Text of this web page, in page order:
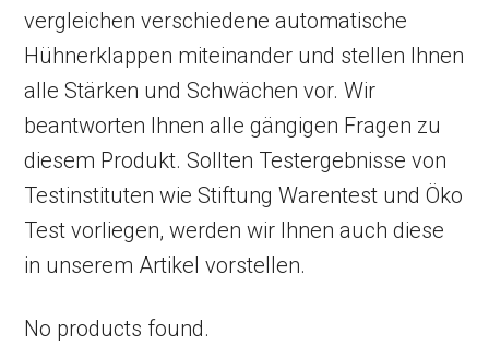
vergleichen verschiedene automatische
Hühnerklappen miteinander und stellen Ihnen
alle Stärken und Schwächen vor. Wir
beantworten Ihnen alle gängigen Fragen zu
diesem Produkt. Sollten Testergebnisse von
Testinstituten wie Stiftung Warentest und Öko
Test vorliegen, werden wir Ihnen auch diese
in unserem Artikel vorstellen.
No products found.